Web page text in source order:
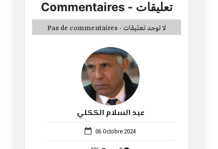
عبد السلام الككلي
06 Octobre 2024
Commentaires- تعليقات
Pas de commentaires - لا توجد تعليقات